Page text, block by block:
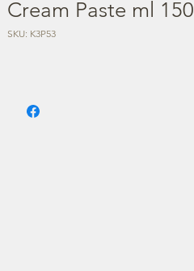
Cream Paste ml 150
SKU: K3P53